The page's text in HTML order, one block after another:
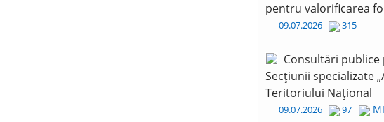
pentru valorificarea
09.07.2026 315
Consultări
Secțiunii specializate
Teritoriului Național
09.07.2026 97